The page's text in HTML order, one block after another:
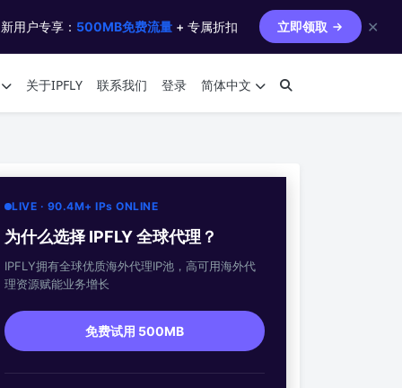
用户专享： 500MB免费流量 + 专属折扣 立即领取 ✕
关于IPFLY 联系我们 登录 简体中文
LIVE · 90.4M+ IPs ONLINE
为什么选择 IPFLY 全球代理？
IPFLY拥有全球优质海外代理IP池，高可用海外代
理资源赋能业务增长
免费试用 500MB